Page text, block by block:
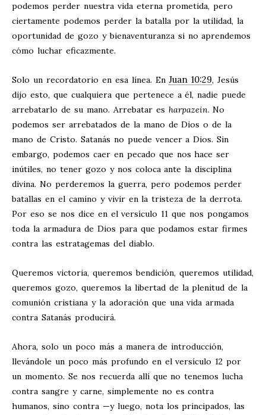
podemos perder nuestra vida eterna prometida, pero
ciertamente podemos perder la batalla por la utilidad, la
oportunidad de gozo y bienaventuranza si no aprendemos
cómo luchar eficazmente.
Solo un recordatorio en esa línea. EnJuan 10:29, Jesús
dijo esto, que cualquiera que pertenece a él, nadie puede
arrebatarlo de su mano. Arrebatar es harpazein. No
podemos ser arrebatados de la mano de Dios o de la
mano de Cristo. Satanás no puede vencer a Dios. Sin
embargo, podemos caer en pecado que nos hace ser
inútiles, no tener gozo y nos coloca ante la disciplina
divina. No perderemos la guerra, pero podemos perder
batallas en el camino y vivir en la tristeza de la derrota.
Por eso se nos dice en el versículo 11 que nos pongamos
toda la armadura de Dios para que podamos estar firmes
contra las estratagemas del diablo.
Queremos victoria, queremos bendición, queremos utilidad,
queremos gozo, queremos la libertad de la plenitud de la
comunión cristiana y la adoración que una vida armada
contra Satanás producirá.
Ahora, solo un poco más a manera de introducción,
llevándole un poco más profundo en el versículo 12 por
un momento. Se nos recuerda allí que no tenemos lucha
contra sangre y carne, simplemente no es contra
humanos, sino contra —y luego, nota los principados, las